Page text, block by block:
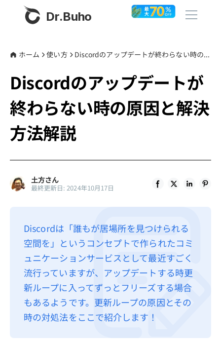
Dr.Buho
製品
BuhoCleaner
BuhoRepair
BuhoLaunchpad
ストア
その他
利用規約
返金について
ホーム 使い方 Discordのアップデートが終わらない時の原因と解決方法解説
Discordのアップデートが
終わらない時の原因と解決
方法解説
土方さん
最終更新日: 2024年10月17日
Discordは「誰もが居場所を見つけられる
空間を」というコンセプトで作られたコミ
ュニケーションサービスとして最近すごく
流行っていますが、アップデートする時更
新ループに入ってずっとフリーズする場合
もあるようです。更新ループの原因とその
時の対処法をここで紹介します！